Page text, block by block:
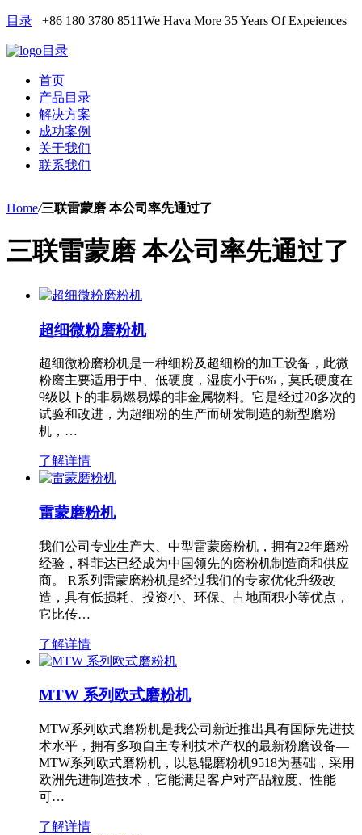
目录 +86 180 3780 8511We Hava More 35 Years Of Expeiences
目录
首页
产品目录
解决方案
成功案例
关于我们
联系我们
Home/三联雷蒙磨 本公司率先通过了
三联雷蒙磨 本公司率先通过了
超细微粉磨粉机
超细微粉磨粉机是一种细粉及超细粉的加工设备，此微
粉磨主要适用于中、低硬度，湿度小于6%，莫氏硬度在
9级以下的非易燃易爆的非金属物料。它是经过20多次的
试验和改进，为超细粉的生产而研发制造的新型磨粉
机，…
了解详情
雷蒙磨粉机
我们公司专业生产大、中型雷蒙磨粉机，拥有22年磨粉
经验，科菲达已经成为中国领先的磨粉机制造商和供应
商。 R系列雷蒙磨粉机是经过我们的专家优化升级改
造，具有低损耗、投资小、环保、占地面积小等优点，
它比传…
了解详情
MTW 系列欧式磨粉机
MTW系列欧式磨粉机是我公司新近推出具有国际先进技
术水平，拥有多项自主专利技术产权的最新粉磨设备—
MTW系列欧式磨粉机，以悬辊磨粉机9518为基础，采用
欧洲先进制造技术，它能满足客户对产品粒度、性能
可…
了解详情